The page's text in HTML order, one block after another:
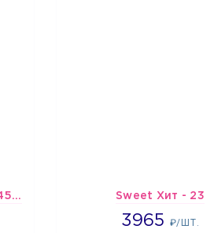
Шарик-открытка "Звезда 45 см" №1 Sweet Хит - 23
3965 ₽/ШТ.
3965